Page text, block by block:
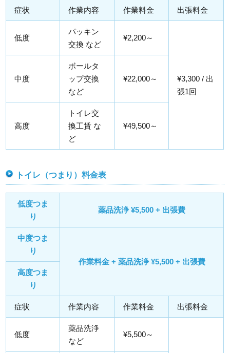
症状 作業内容 作業料金 出張料金
低度
パッキン
交換 など
¥2,200～
¥3,300 / 出
張1回
中度
ボールタ
ップ交換
など
¥22,000～
高度
トイレ交
換工賃 な
ど
¥49,500～
トイレ（つまり）料金表
低度つま
り
薬品洗浄 ¥5,500 + 出張費
中度つま
り
作業料金 + 薬品洗浄 ¥5,500 + 出張費
高度つま
り
症状 作業内容 作業料金 出張料金
低度
薬品洗浄
など
¥5,500～